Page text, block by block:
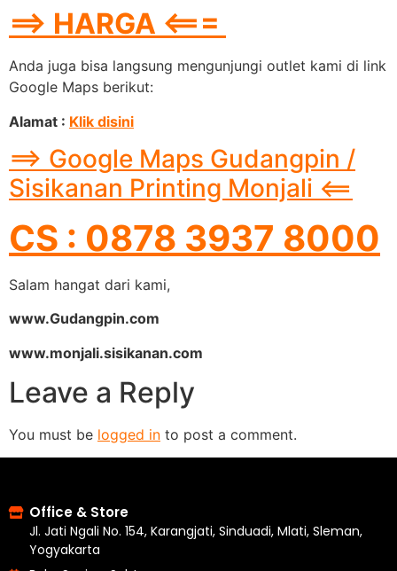
==> HARGA <===
Anda juga bisa langsung mengunjungi outlet kami di link
Google Maps berikut:
Alamat : Klik disini
==> Google Maps Gudangpin /
Sisikanan Printing Monjali <==
CS : 0878 3937 8000
Salam hangat dari kami,
www.Gudangpin.com
www.monjali.sisikanan.com
Leave a Reply
You must be logged in to post a comment.
Office & Store
Jl. Jati Ngali No. 154, Karangjati, Sinduadi, Mlati, Sleman,
Yogyakarta